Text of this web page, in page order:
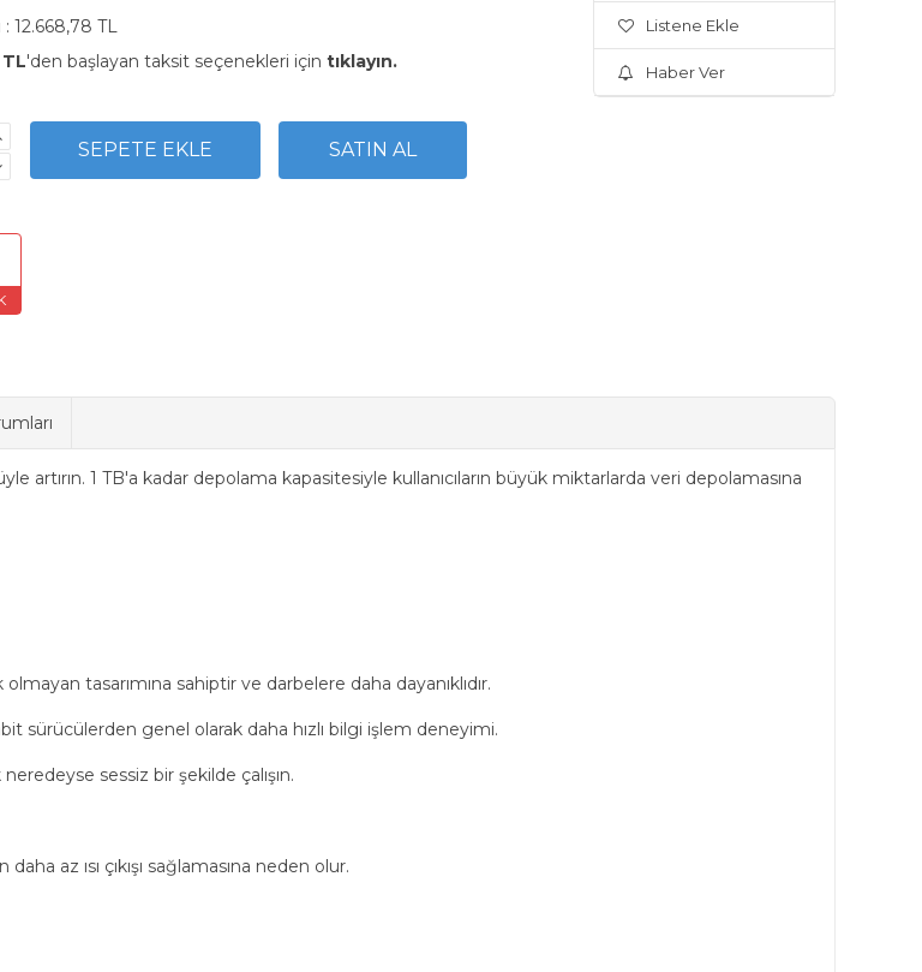
: 12.668,78 TL
'den başlayan taksit seçenekleri için tıklayın.
Listene Ekle
Haber Ver
artırın. 1 TB'a kadar depolama kapasitesiyle kullanıcıların büyük miktarlarda veri depolamasına
tasarımına sahiptir ve darbelere daha dayanıklıdır.
sürücülerden genel olarak daha hızlı bilgi işlem deneyimi.
sessiz bir şekilde çalışın.
az ısı çıkışı sağlamasına neden olur.